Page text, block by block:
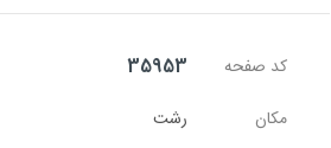
کد صفحه
35953
مکان
رشت